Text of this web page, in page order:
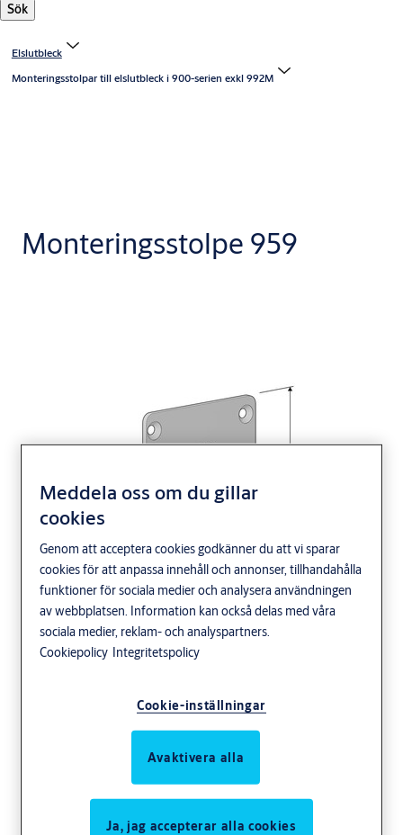
Sök
Elslutbleck
Monteringsstolpar till elslutbleck i 900-serien exkl 992M
Monteringsstolpe 959
Meddela oss om du gillar
cookies
Genom att acceptera cookies godkänner du att vi sparar
cookies för att anpassa innehåll och annonser, tillhandahålla
funktioner för sociala medier och analysera användningen
av webbplatsen. Information kan också delas med våra
sociala medier, reklam- och analyspartners.
Cookiepolicy Integritetspolicy
Cookie-inställningar
Avaktivera alla
Ja, jag accepterar alla cookies